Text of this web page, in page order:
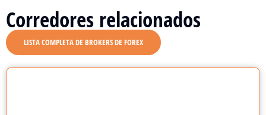
Corredores relacionados
LISTA COMPLETA DE BROKERS DE FOREX